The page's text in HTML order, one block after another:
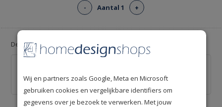
- Aantal 1 +
Deal: Voeg gratis lijm toe!
Kant-en-klaar
€ 0,00
Wij en partners zoals Google, Meta en Microsoft
gebruiken cookies en vergelijkbare identifiers om
gegevens over je bezoek te verwerken. Met jouw